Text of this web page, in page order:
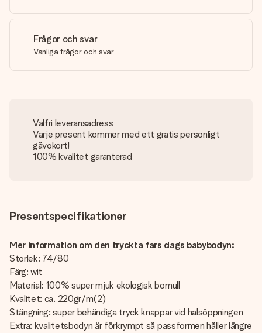
Frågor och svar
Vanliga frågor och svar
Valfri leveransadress
Varje present kommer med ett gratis personligt
gåvokort!
100% kvalitet garanterad
Presentspecifikationer
Mer information om den tryckta fars dags babybodyn:
Storlek: 74/80
Färg: wit
Material: 100% super mjuk ekologisk bomull
Kvalitet: ca. 220gr/m(2)
Stängning: super behändiga tryck knappar vid halsöppningen
Extra: kvalitetsbodyn är förkrympt så passformen håller längre